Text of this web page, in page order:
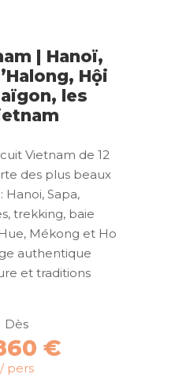
| Hanoï,
Hội
les
Vietnam de 12
des plus beaux
Hanoi, Sapa,
trekking, baie
Mékong et Ho
authentique
et traditions
Dès
€
/ pers